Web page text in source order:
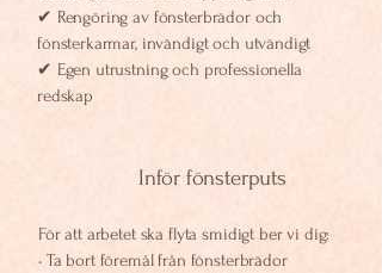
✔ Rengöring av fönsterbrädor och
fönsterkarmar, invändigt och utvändigt
✔ Egen utrustning och professionella
redskap
Inför fönsterputs
För att arbetet ska flyta smidigt ber vi dig:
• Ta bort föremål från fönsterbrädor